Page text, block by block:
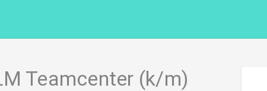
Teamcenter (k/m)